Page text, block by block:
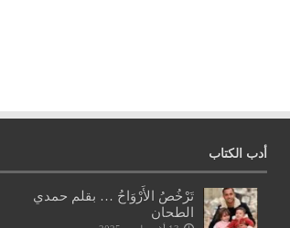
أدب الكتاب
تَرْخُصُ الأَرْوَاحُ … بقلم حمدي
الطحان